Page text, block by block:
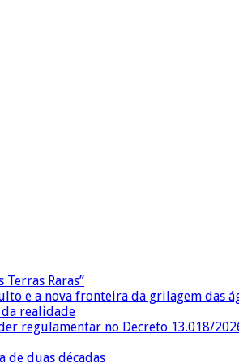
Raras”
e a nova fronteira da grilagem das
realidade
regulamentar no Decreto 13.018/
de duas décadas